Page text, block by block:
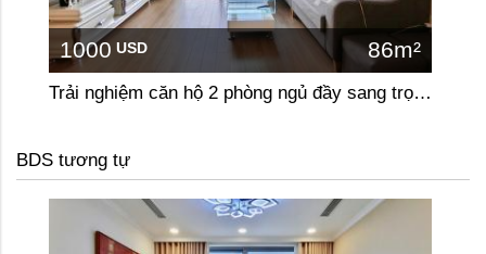
1000 USD 86m²
Trải nghiệm căn hộ 2 phòng ngủ đầy sang trọng ở Vinhome Gardenia
BDS tương tự